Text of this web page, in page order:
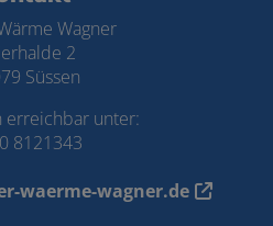
Wagner
2
Süssen
erreichbar unter:
8121343
waerme-wagner.de